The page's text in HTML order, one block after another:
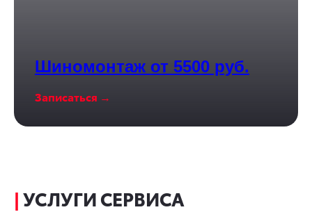
Шиномонтаж от 5500 руб.
Записаться →
|УСЛУГИ СЕРВИСА